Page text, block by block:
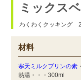
ミックス
わくわくクッキング
材料
寒天ミルクプリンの素
熱湯・・・300ml